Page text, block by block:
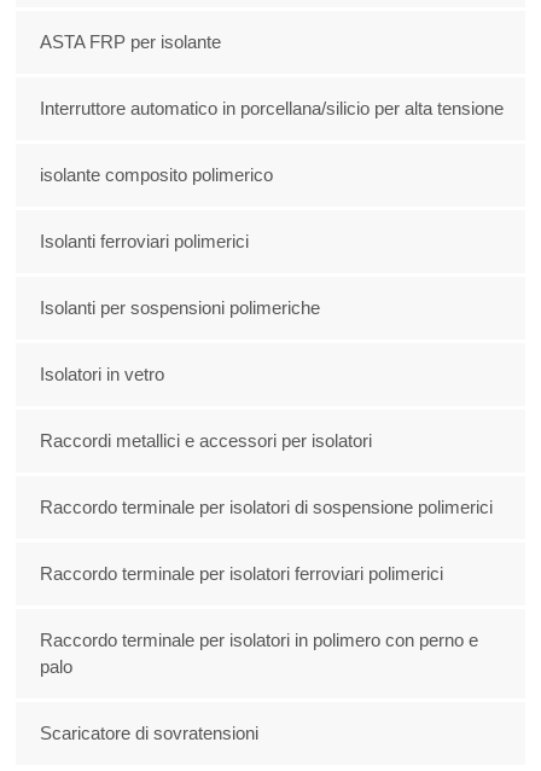
ASTA FRP per isolante
Interruttore automatico in porcellana/silicio per alta tensione
isolante composito polimerico
Isolanti ferroviari polimerici
Isolanti per sospensioni polimeriche
Isolatori in vetro
Raccordi metallici e accessori per isolatori
Raccordo terminale per isolatori di sospensione polimerici
Raccordo terminale per isolatori ferroviari polimerici
Raccordo terminale per isolatori in polimero con perno e
palo
Scaricatore di sovratensioni